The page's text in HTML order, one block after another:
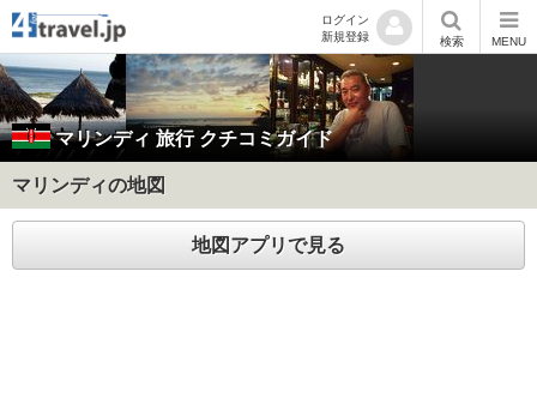
ログイン
新規登録
検索 MENU
マリンディ 旅行 クチコミガイド
マリンディの地図
地図アプリで見る